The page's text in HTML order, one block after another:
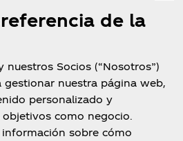
Chile
de la
nuestros Socios (“Nosotros”)
gestionar nuestra página web,
personalizado y
como negocio.
sobre cómo